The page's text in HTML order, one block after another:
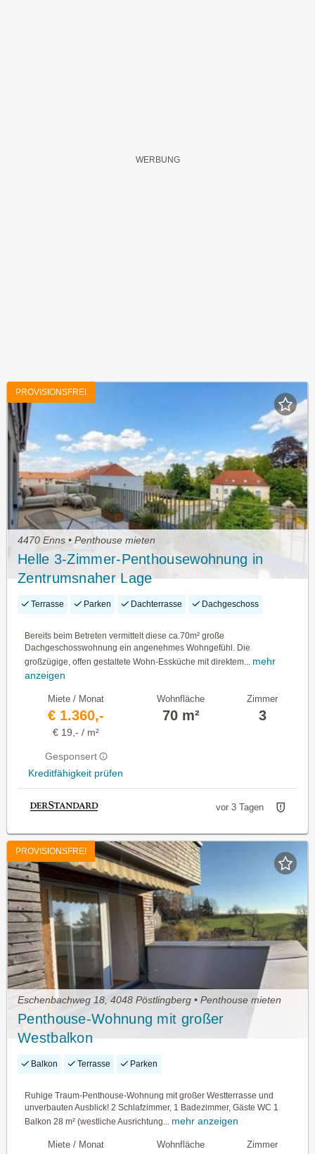
PROVISIONSFREI
4470 Enns • Penthouse mieten
Helle 3-Zimmer-Penthousewohnung in
Zentrumsnaher Lage
Terrasse Parken Dachterrasse Dachgeschoss
Bereits beim Betreten vermittelt diese ca.70m² große
Dachgeschosswohnung ein angenehmes Wohngefühl. Die
großzügige, offen gestaltete Wohn-Essküche mit direktem... mehr
anzeigen
Miete / Monat
€ 1.360,-
€ 19,- / m²
Gesponsert
Kreditfähigkeit prüfen
Wohnfläche
70 m²
Zimmer
3
vor 3 Tagen
PROVISIONSFREI
Eschenbachweg 18, 4048 Pöstlingberg • Penthouse mieten
Penthouse-Wohnung mit großer
Westbalkon
Balkon Terrasse Parken
Ruhige Traum-Penthouse-Wohnung mit großer Westterrasse und
unverbauten Ausblick! 2 Schlafzimmer, 1 Badezimmer, Gäste WC 1
Balkon 28 m² (westliche Ausrichtung...
mehr anzeigen
Miete / Monat Wohnfläche Zimmer